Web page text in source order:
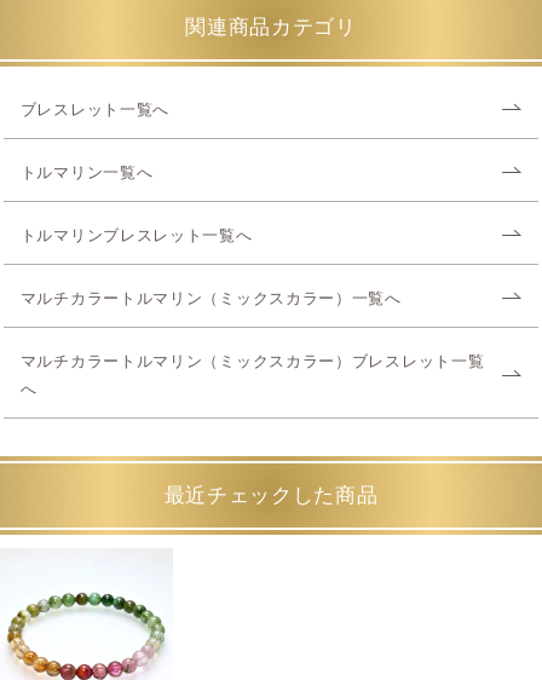
関連商品カテゴリ
ブレスレット一覧へ
トルマリン一覧へ
トルマリンブレスレット一覧へ
マルチカラートルマリン（ミックスカラー）一覧へ
マルチカラートルマリン（ミックスカラー）ブレスレット一覧
へ
最近チェックした商品